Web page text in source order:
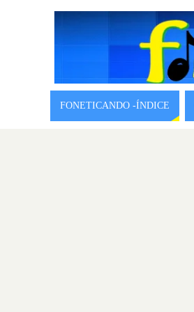
FONETICANDO -ÍNDICE